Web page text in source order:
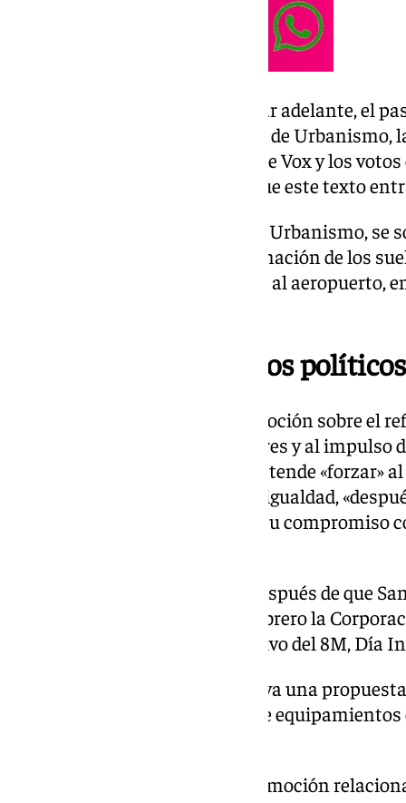
El equipo de gobierno logró sacar adelante, el
de Gobierno de la de la Gerencia de
favorable del PP, la abstención de Vox y los
PSOE, como paso previo para que este texto
También dentro de este Área de Urbanismo,
el Plan Parcial para la transformación de los
sector de 143 hectáreas cercano al aeropuerto,
Mociones de los grupos políticos
El PSOE elevará a debate una moción sobre el
igualdad entre mujeres y hombres y al impulso
para votación. La propuesta pretende «forzar»
que «garantice» las políticas de igualdad,
reducido a simple propaganda su compromiso
Esta moción socialista surge después de que
«impidiera que en el Pleno de febrero la
mensaje institucional con motivo del 8M, Día
El Grupo Socialista también lleva una
del Gobierno local en materia de
Con Podemos-IU presenta una moción